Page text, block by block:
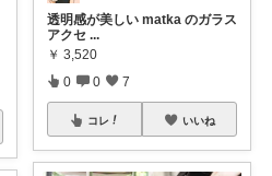
透明感が美しい matka のガラス
アクセ ...
￥ 3,520
0 0 7
コレ いいね